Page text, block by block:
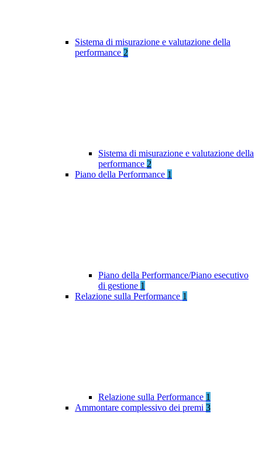
Sistema di misurazione e valutazione della
performance 2
Sistema di misurazione e valutazione della
performance 2
Piano della Performance 1
Piano della Performance/Piano esecutivo
di gestione 1
Relazione sulla Performance 1
Relazione sulla Performance 1
Ammontare complessivo dei premi 3